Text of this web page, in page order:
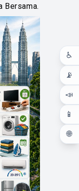
♿
📡
📣
📱
🌐
Bersama.